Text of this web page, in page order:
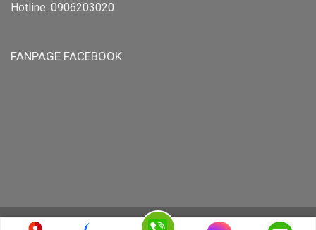
Hotline: 0906203020
FANPAGE FACEBOOK